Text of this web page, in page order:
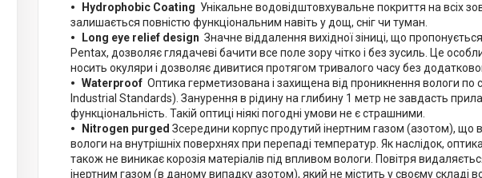
Hydrophobic Coating Унікальне водовідштовхувальне покриття на всіх
залишається повністю функціональним навіть у дощ, сніг чи туман.
Long eye relief design Значне віддалення вихідної зіниці, що пропонується
Pentax, дозволяє глядачеві бачити все поле зору чітко і без зусиль. Це
носить окуляри і дозволяє дивитися протягом тривалого часу без
Waterproof Оптика герметизована і захищена від проникнення вологи по
Industrial Standards). Занурення в рідину на глибину 1 метр не завдасть
функціональність. Такій оптиці ніякі погодні умови не є страшними.
Nitrogen purged Зсередини корпус продутий інертним газом (азотом), що
вологи на внутрішніх поверхнях при перепаді температур. Як наслідок,
також не виникає корозія матеріалів під впливом вологи. Повітря
інертним газом (в даному випадку азотом), який не містить у своєму складі